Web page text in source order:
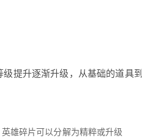
提升逐渐升级，从基础的道具
雄碎片可以分解为精粹或升级